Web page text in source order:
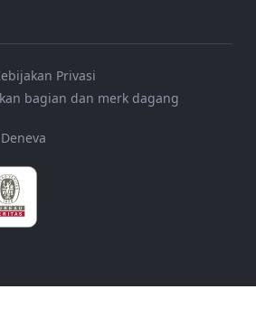
Privasi
bagian dan merk dagang